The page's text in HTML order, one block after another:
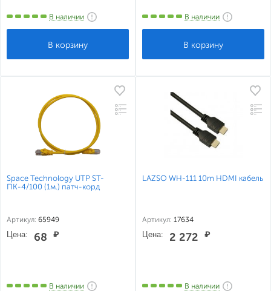
В наличии В наличии
Space Technology UTP ST-
ПК-4/100 (1м.) патч-корд
Артикул: 65949
Цена: 68 ₽
В наличии
LAZSO WH-111 10m HDMI кабель
Артикул: 17634
Цена: 2 272 ₽
В наличии